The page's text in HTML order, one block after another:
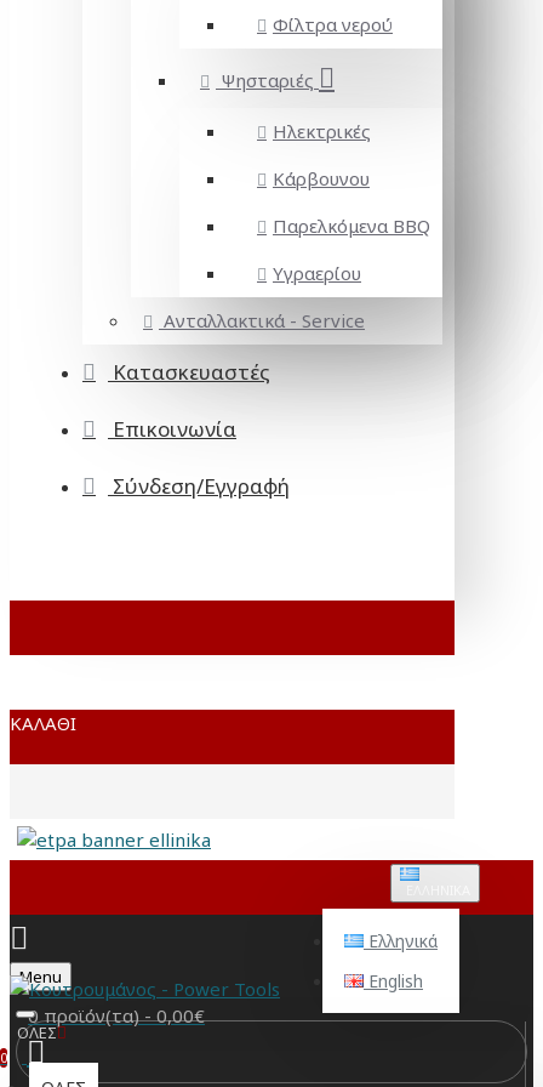
Φίλτρα νερού
Ψησταριές
Ηλεκτρικές
Κάρβουνου
Παρελκόμενα BBQ
Υγραερίου
Ανταλλακτικά - Service
Κατασκευαστές
Επικοινωνία
Σύνδεση/Εγγραφή
ΚΑΛΆΘΙ
Ελληνικά
English
Menu
0 προϊόν(τα) - 0,00€
0
ΟΛΕΣ